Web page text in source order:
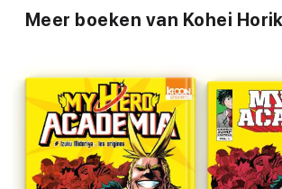
Meer boeken van Kohei